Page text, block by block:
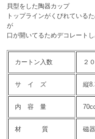
貝型をした陶器カップ
トップラインがくびれている
が
口が開いてるためデコレート
カートン入数 ２
サ イ ズ 縦
内 容 量
材 質 磁